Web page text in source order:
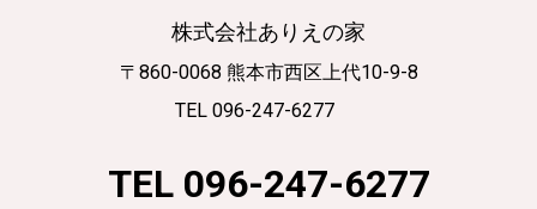
株式会社ありえの家
〒860-0068 熊本市西区上代10-9-8
TEL 096-247-6277
TEL 096-247-6277